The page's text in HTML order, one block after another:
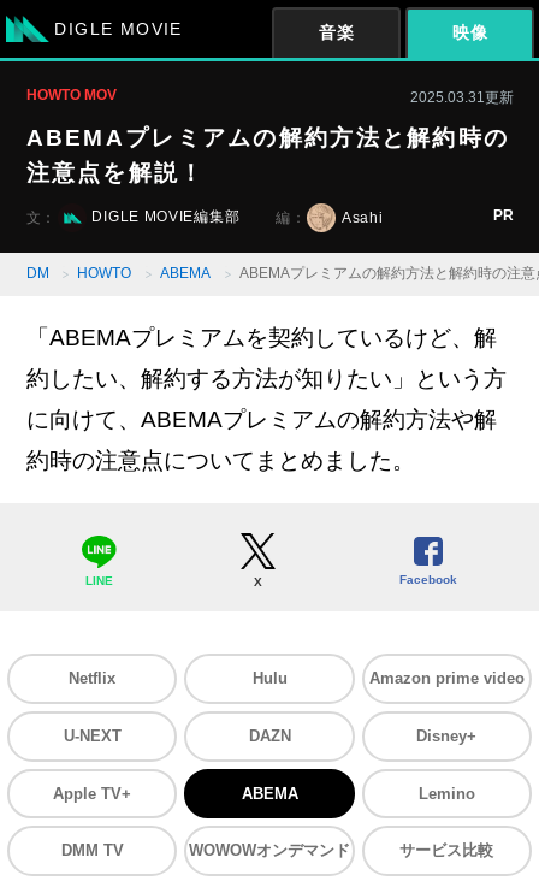
DIGLE MOVIE 音楽 映像
HOWTO MOV 2025.03.31更新
ABEMAプレミアムの解約方法と解約時の
注意点を解説！
文： DIGLE MOVIE編集部 編： Asahi PR
DM HOWTO ABEMA ABEMAプレミアムの解約方法と解約時の注
「ABEMAプレミアムを契約しているけど、解
約したい、解約する方法が知りたい」という方
に向けて、ABEMAプレミアムの解約方法や解
約時の注意点についてまとめました。
LINE X Facebook
Netflix Hulu Amazon prime video
U-NEXT DAZN Disney+
Apple TV+ ABEMA Lemino
DMM TV WOWOWオンデマンド サービス比較